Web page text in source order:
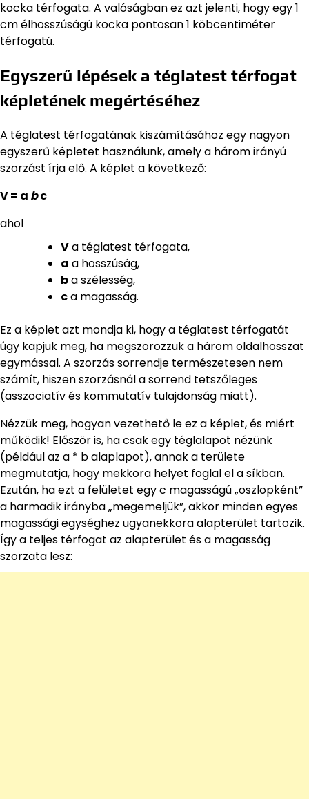
kocka térfogata. A valóságban ez azt jelenti, hogy egy 1
cm élhosszúságú kocka pontosan 1 köbcentiméter
térfogatú.
Egyszerű lépések a téglatest térfogat
képletének megértéséhez
A téglatest térfogatának kiszámításához egy nagyon
egyszerű képletet használunk, amely a három irányú
szorzást írja elő. A képlet a következő:
V = a bc
ahol
Va téglatest térfogata,
a a hosszúság,
ba szélesség,
ca magasság.
Ez a képlet azt mondja ki, hogy a téglatest térfogatát
úgy kapjuk meg, ha megszorozzuk a három oldalhosszat
egymással. A szorzás sorrendje természetesen nem
számít, hiszen szorzásnál a sorrend tetszőleges
(asszociatív és kommutatív tulajdonság miatt).
Nézzük meg, hogyan vezethető le ez a képlet, és miért
működik! Először is, ha csak egy téglalapot nézünk
(például az a * b alaplapot), annak a területe
megmutatja, hogy mekkora helyet foglal el a síkban.
Ezután, ha ezt a felületet egy c magasságú „oszlopként”
a harmadik irányba „megemeljük”, akkor minden egyes
magassági egységhez ugyanekkora alapterület tartozik.
Így a teljes térfogat az alapterület és a magasság
szorzata lesz: